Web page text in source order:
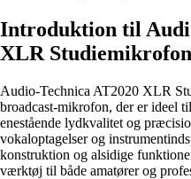
Introduktion til
XLR Studiemikrofon
Audio-Technica AT2020 XLR
broadcast-mikrofon, der er ideel
enestående lydkvalitet og
vokaloptagelser og
konstruktion og alsidige
værktøj til både amatører og